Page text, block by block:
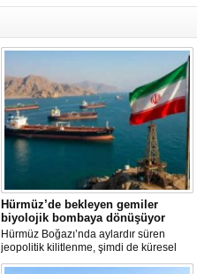
Hürmüz’de bekleyen gemiler
biyolojik bombaya dönüşüyor
Hürmüz Boğazı’nda aylardır süren
jeopolitik kilitlenme, şimdi de küresel
ölçekte bir çevre felaketinin kapısını